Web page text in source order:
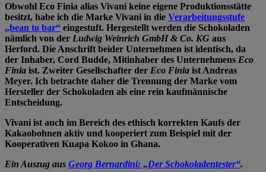
Obwohl Eco Finia alias Vivani keine eigene Produktionsstätte
besitzt, habe ich die Marke Vivani in die Verarbeitungsstufe
„bean to bar“ eingestuft. Hergestellt werden die Schokoladen
nämlich von der Ludwig Weinrich GmbH & Co. KG aus
Herford. Die Anschrift beider Unternehmen ist identisch, da
der Inhaber, Cord Budde, Mitinhaber des Unternehmens Eco
Finia ist. Zweiter Gesellschafter der Eco Finia ist Andreas
Meyer. Ich betrachte daher die Trennung der Marke vom
Hersteller der Schokoladen als eine rein kaufmännische
Entscheidung.
Vivani ist auch im Bereich des ethisch korrekten Kaufs der
Kakaobohnen aktiv und kooperiert zum Beispiel mit der
Kooperativen Kuapa Kokoo in Ghana.
Ein Auszug aus Georg Bernardini: „Der Schokoladentester“.